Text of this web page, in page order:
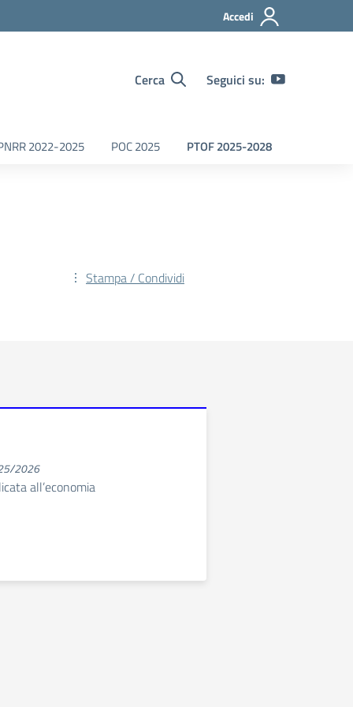
Accedi
Cerca Seguici su:
2022-2025 POC 2025 PTOF 2025-2028
Stampa / Condividi
2026
all’economia